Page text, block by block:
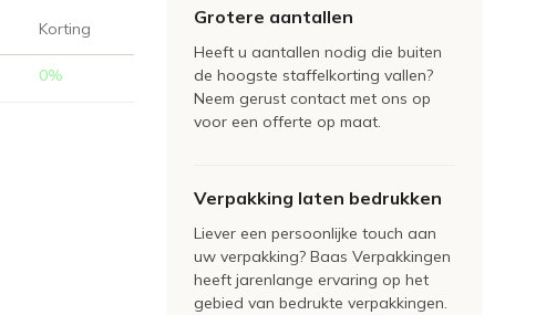
Korting
0%
Grotere aantallen
Heeft u aantallen nodig die buiten
de hoogste staffelkorting vallen?
Neem gerust contact met ons op
voor een offerte op maat.
Verpakking laten bedrukken
Liever een persoonlijke touch aan
uw verpakking? Baas Verpakkingen
heeft jarenlange ervaring op het
gebied van bedrukte verpakkingen.